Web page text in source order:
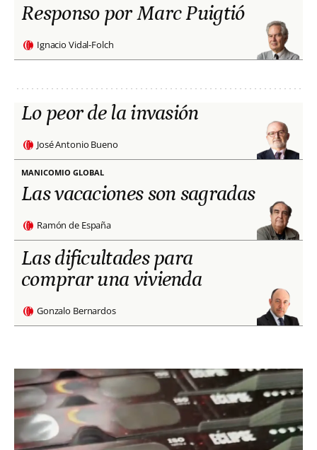
Responso por Marc Puigtió
Ignacio Vidal-Folch
Lo peor de la invasión
José Antonio Bueno
MANICOMIO GLOBAL
Las vacaciones son sagradas
Ramón de España
Las dificultades para
comprar una vivienda
Gonzalo Bernardos